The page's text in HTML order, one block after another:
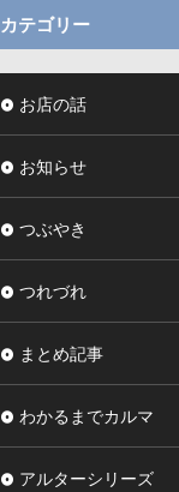
カテゴリー
お店の話
お知らせ
つぶやき
つれづれ
まとめ記事
わかるまでカルマ
アルターシリーズ